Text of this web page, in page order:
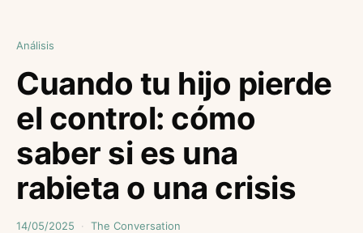
Análisis
Cuando tu hijo pierde
el control: cómo
saber si es una
rabieta o una crisis
14/05/2025 The Conversation